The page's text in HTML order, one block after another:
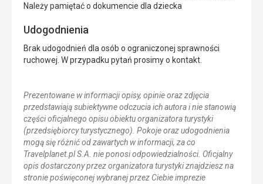
Należy pamiętać o dokumencie dla dziecka
Udogodnienia
Brak udogodnień dla osób o ograniczonej sprawności
ruchowej. W przypadku pytań prosimy o kontakt.
Prezentowane w informacji opisy, opinie oraz zdjęcia
przedstawiają subiektywne odczucia ich autora i nie stanowią
części oficjalnego opisu obiektu organizatora turystyki
(przedsiębiorcy turystycznego). Pokoje oraz udogodnienia
mogą się różnić od zawartych w informacji, za co
Travelplanet.pl S.A. nie ponosi odpowiedzialności. Oficjalny
opis dostarczony przez organizatora turystyki znajdziesz na
stronie poświęconej wybranej przez Ciebie imprezie